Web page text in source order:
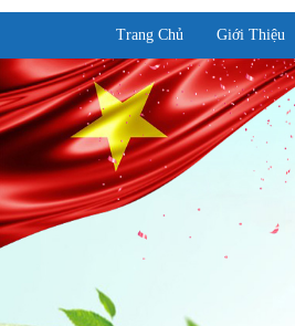
Trang Chủ Giới Thiệu